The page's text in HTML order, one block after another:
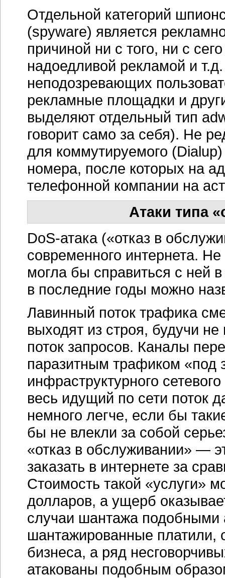
Отдельной категорий
(spyware) является
причиной ни с того, ни с
надоедливой рекламой и
неподозревающих
рекламные площадки и
выделяют отдельный тип
говорит само за себя). Не
для коммутируемого
номера, после которых на
телефонной компании на
Атаки типа
DoS-атака («отказ в
современного интернета.
могла бы справиться с ней в
в последние годы можно
Лавинный поток трафика
выходят из строя, будучи
поток запросов. Каналы
паразитным трафиком «под
инфраструктурного
весь идущий по сети поток
немного легче, если бы
бы не влекли за собой
«отказ в обслуживании» —
заказать в интернете за
Стоимость такой «услуги»
долларов, а ущерб
случаи шантажа подобными
шантажированные платили,
бизнеса, а ряд
атакованы подобным